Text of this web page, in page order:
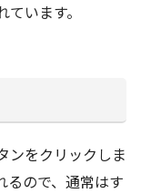
います。
ンをクリックしま
るので、通常はす